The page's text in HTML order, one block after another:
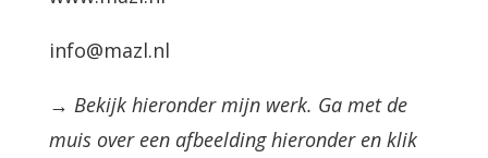
info@mazl.nl
→ Bekijk hieronder mijn werk. Ga met de
muis over een afbeelding hieronder en klik